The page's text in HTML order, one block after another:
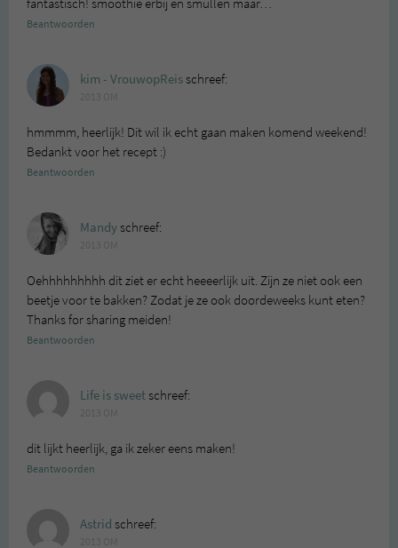
fantastisch! smoothie erbij en smullen maar…
Beantwoorden
kim - VrouwopReisschreef:
hmmmm, heerlijk! Dit wil ik echt gaan maken komend weekend!
Bedankt voor het recept :)
Beantwoorden
Mandyschreef:
Oehhhhhhhhh dit ziet er echt heeeerlijk uit. Zijn ze niet ook een
beetje voor te bakken? Zodat je ze ook doordeweeks kunt eten?
Thanks for sharing meiden!
Beantwoorden
Life is sweetschreef:
dit lijkt heerlijk, ga ik zeker eens maken!
Beantwoorden
Astrid schreef: